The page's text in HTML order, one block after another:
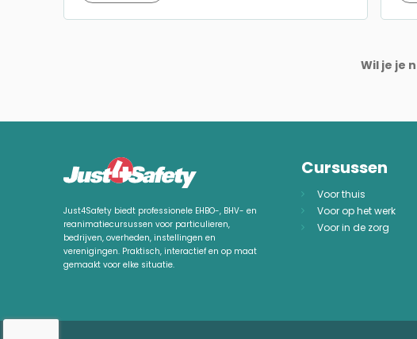
Wil je je
Just4Safety biedt professionele EHBO-, BHV- en
reanimatiecursussen voor particulieren,
bedrijven, overheden, instellingen en
verenigingen. Praktisch, interactief en op maat
gemaakt voor elke situatie.
Cursussen
Voor thuis
Voor op het werk
Voor in de zorg